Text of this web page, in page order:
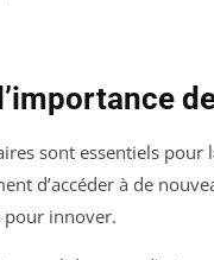
sont essentiels pour
d’accéder à de
pour innover.